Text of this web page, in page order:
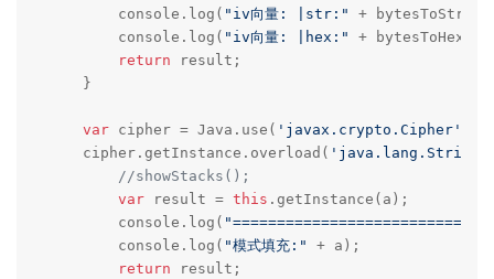
        console.log(
"iv向量: |str:"
+
        console.log(
"iv向量: |hex:"
+
return result;
    }
var cipher = Java.use( 'javax.crypto.Cipher'
    cipher.getInstance.overload(
'java.lang.String'
//showStacks();
var result = this .getInstance(a);
        console.log(
        console.log(
"模式填充:"
+ a);
return result;